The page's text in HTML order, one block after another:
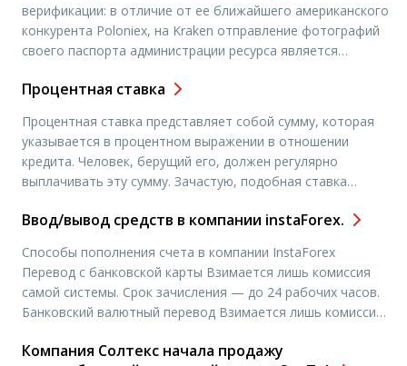
верификации: в отличие от ее ближайшего американского
конкурента Poloniex, на Kraken отправление фотографий
своего паспорта администрации ресурса является
аутентификация тоже не навязывается руководством
подключить 2FA, т. к. от этого зависит безопасность
вашего трейдинга и аккаунта в целом. […]
Процентная ставка
Процентная ставка представляет собой сумму, которая
указывается в процентном выражении в отношении
кредита. Человек, берущий его, должен регулярно
выплачивать эту сумму. Зачастую, подобная ставка
(полугодие, год). Многие эксперты считают, что
в качестве метода сбережения. Процентный доход
представляет собой прибыль от выдачи денег в […]
Ввод/вывод средств в компании instaForex.
Способы пополнения счета в компании InstaForex
Перевод с банковской карты Взимается лишь комиссия
самой системы. Срок зачисления — до 24 рабочих часов.
Банковский валютный перевод Взимается лишь комиссия
рублевый перевод Взимается лишь комиссия вашего
Компания Солтекс начала продажу